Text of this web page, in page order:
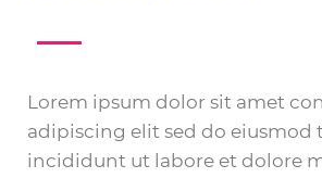
Lorem ipsum dolor sit amet
adipiscing elit sed do eiusmod
incididunt ut labore et dolore